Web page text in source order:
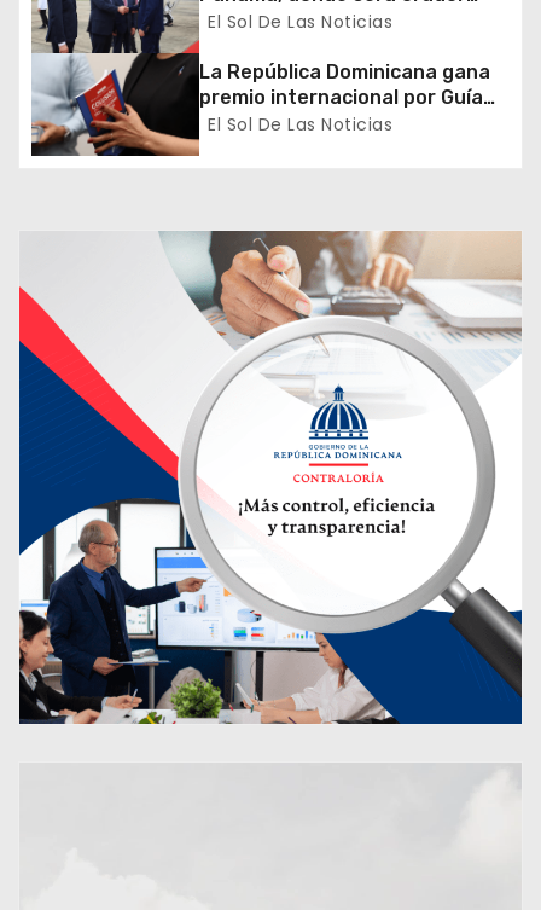
n
t
r
a
s
principal del Congreso Mundial
de Zonas Francas
El Sol De Las Noticias
La República Dominicana gana
premio internacional por Guía
de Prevención y Detección de
Colusión en Compras Públicas
El Sol De Las Noticias